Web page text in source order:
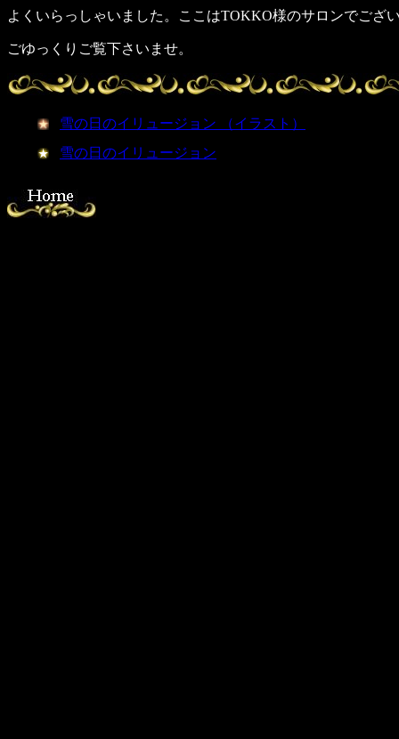
よくいらっしゃいました。ここはTOKKO様のサロンでござ
ごゆっくりご覧下さいませ。
雪の日のイリュージョン （イラスト）
雪の日のイリュージョン